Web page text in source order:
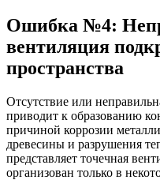
Ошибка №4:
вентиляция
пространства
Отсутствие или
приводит к образованию
причиной коррозии
древесины и разрушения
представляет точечная
организован только в